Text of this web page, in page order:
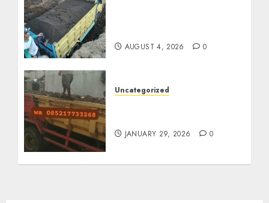
AUGUST 4, 2026 0
Uncategorized
JANUARY 29, 2026 0